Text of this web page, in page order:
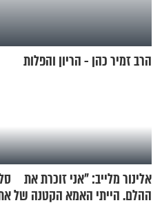
הרב זמיר כהן - הריון והפלות
אלינור מלייב: "אני זוכרת את
ההלם. הייתי האמא הקטנה של